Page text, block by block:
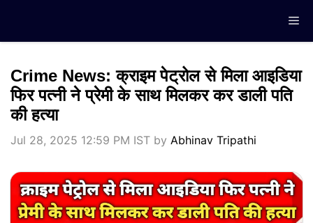
content
Crime News: क्राइम पेट्रोल से मिला आइडिया
फिर पत्नी ने प्रेमी के साथ मिलकर कर डाली पति
की हत्या
Jul 28, 2025 12:59 PM IST by Abhinav Tripathi